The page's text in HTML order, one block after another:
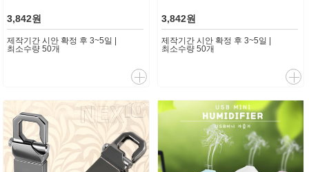
3,842원
제작기간 시안 확정 후 3~5일 |
최소수량 50개
3,842원
제작기간 시안 확정 후 3~5일 |
최소수량 50개